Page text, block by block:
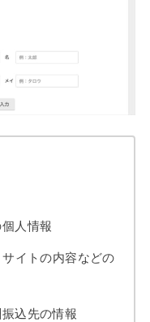
人情報
イトの内容などの
込先の情報